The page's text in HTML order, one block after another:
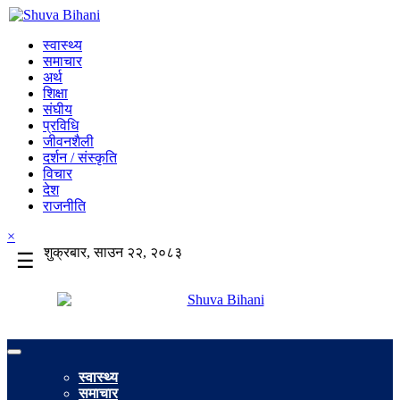
स्वास्थ्य
समाचार
अर्थ
शिक्षा
संघीय
प्रविधि
जीवनशैली
दर्शन / संस्कृति
विचार
देश
राजनीति
×
☰ शुक्रबार, साउन २२, २०८३
स्वास्थ्य
समाचार